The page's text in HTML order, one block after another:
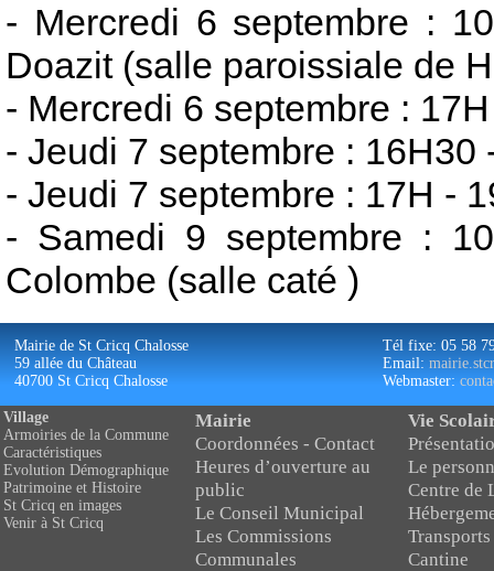
- Mercredi 6 septembre :
Doazit (salle paroissiale de
- Mercredi 6 septembre :
- Jeudi 7 septembre :
- Jeudi 7 septembre : 17H -
- Samedi 9 septembre :
Colombe (salle caté )
Mairie de St Cricq Chalosse
59 allée du Château
40700 St Cricq Chalosse
Tél fixe: 05 58
Email:
Webmaster:
Village
Armoiries de la Commune
Caractéristiques
Evolution Démographique
Patrimoine et Histoire
St Cricq en images
Venir à St Cricq
Mairie
Coordonnées - Contact
Heures d’ouverture au
public
Le Conseil Municipal
Les Commissions
Communales
Vie
Le
Centre de
Cantine